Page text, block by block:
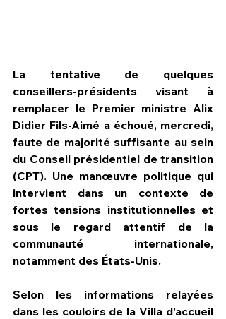
HPN Live
La tentative de quelques
conseillers-présidents visant à
remplacer le Premier ministre Alix
Didier Fils-Aimé a échoué, mercredi,
faute de majorité suffisante au sein
du Conseil présidentiel de transition
(CPT). Une manœuvre politique qui
intervient dans un contexte de
fortes tensions institutionnelles et
sous le regard attentif de la
communauté internationale,
notamment des États-Unis.
Selon les informations relayées
dans les couloirs de la Villa d'accueil